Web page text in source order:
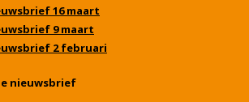
16 maart
9 maart
2 februari
nieuwsbrief